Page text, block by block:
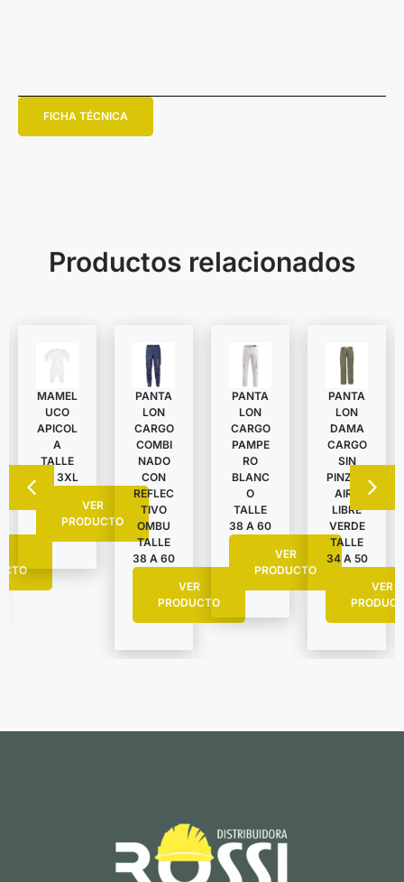
FICHA TÉCNICA
Productos relacionados
MAMEL
UCO
APICOL
A
TALLE
S A 3XL
VER
PRODUCTO
PANTA
LON
CARGO
COMBI
NADO
CON
REFLEC
TIVO
OMBU
TALLE
38 A 60
VER
PRODUCTO
PANTA
LON
CARGO
PAMPE
RO
BLANC
O
TALLE
38 A 60
VER
PRODUCTO
PANTA
LON
DAMA
CARGO
SIN
PINZAS
AIRE
LIBRE
VERDE
TALLE
34 A 50
VER